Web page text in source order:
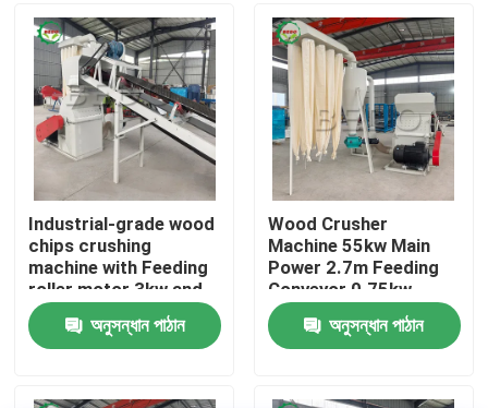
পণ্য
আমাদের সম্পর্কে
কারখানা ভ্রমণ
মান নিয়ন্ত্রণ
আমাদের সাথে যোগাযোগ
Industrial-grade wood
chips crushing
machine with Feeding
roller motor 3kw and
Fan Power 11kw
অনুসন্ধান পাঠান
Wood Crusher
Machine 55kw Main
Power 2.7m Feeding
Conveyor 0.75kw
Airlock Motor for
Smooth Wood
Crushing
অনুসন্ধান পাঠান